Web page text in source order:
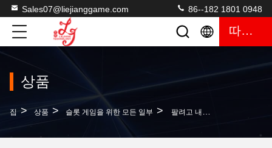
Sales07@liejianggame.com 86--182 1801 0948
따옴표
상품
집 > 상품 > 슬롯 게임을 위한 모든 일부 > 팔려고 내놓 비디오 슬롯 게임을 위한 은메달 신호 트랜스퍼 박스